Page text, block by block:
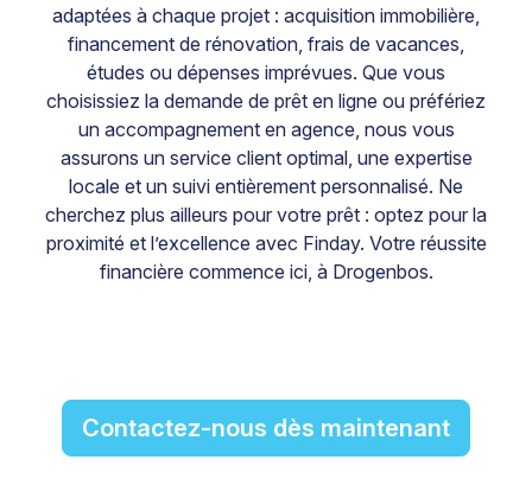
adaptées à chaque projet : acquisition immobilière,
financement de rénovation, frais de vacances,
études ou dépenses imprévues. Que vous
choisissiez la demande de prêt en ligne ou préfériez
un accompagnement en agence, nous vous
assurons un service client optimal, une expertise
locale et un suivi entièrement personnalisé. Ne
cherchez plus ailleurs pour votre prêt : optez pour la
proximité et l’excellence avec Finday. Votre réussite
financière commence ici, à Drogenbos.
Contactez-nous dès maintenant